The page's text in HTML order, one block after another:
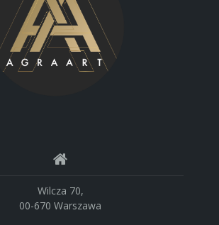
Wilcza 70,
00-670 Warszawa